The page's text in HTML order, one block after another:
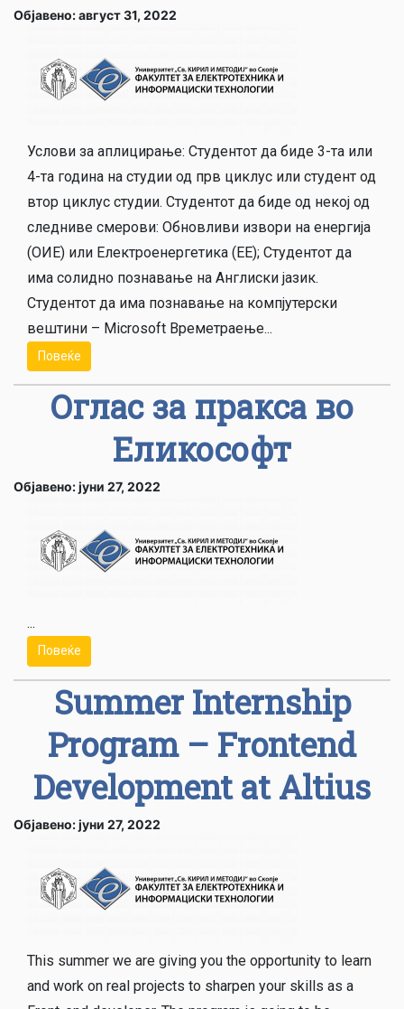
Објавено: август 31, 2022
Услови за аплицирање: Студентот да биде 3-та или
4-та година на студии од прв циклус или студент од
втор циклус студии. Студентот да биде од некој од
следниве смерови: Обновливи извори на енергија
(ОИЕ) или Електроенергетика (ЕЕ); Студентот да
има солидно познавање на Англиски јазик.
Студентот да има познавање на компјутерски
вештини – Microsoft Времетраење...
Повеќе
Оглас за пракса во
Еликософт
Објавено: јуни 27, 2022
...
Повеќе
Summer Internship
Program – Frontend
Development at Altius
Објавено: јуни 27, 2022
This summer we are giving you the opportunity to learn
and work on real projects to sharpen your skills as a